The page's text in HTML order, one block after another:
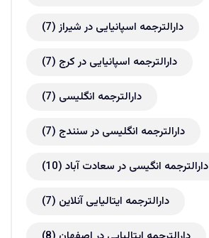
دارالترجمه اسپانیایی در شیراز(7)
دارالترجمه اسپانیایی در کرج (7)
دارالترجمه انگلیسی (7)
دارالترجمه انگلیسی در سنندج (7)
دارالترجمه انگیسی در سعادت آباد (10)
دارالترجمه ایتالیایی آنلاین (7)